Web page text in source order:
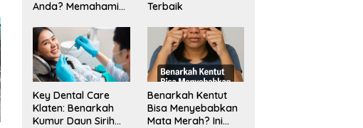
Anda? Memahami
Killer”
Terbaik
Key Dental Care
Klaten: Benarkah
Kumur Daun Sirih
Benarkah Kentut
Bisa Menyebabkan
Mata Merah? Ini